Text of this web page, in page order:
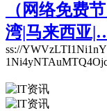
（网络免费
湾|马来西亚
ss://